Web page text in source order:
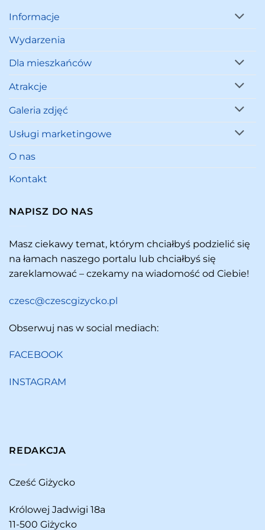
Informacje
Wydarzenia
Dla mieszkańców
Atrakcje
Galeria zdjęć
Usługi marketingowe
O nas
Kontakt
NAPISZ DO NAS
Masz ciekawy temat, którym chciałbyś podzielić się
na łamach naszego portalu lub chciałbyś się
zareklamować – czekamy na wiadomość od Ciebie!
czesc@czescgizycko.pl
Obserwuj nas w social mediach:
FACEBOOK
INSTAGRAM
REDAKCJA
Cześć Giżycko
Królowej Jadwigi 18a
11-500 Giżycko